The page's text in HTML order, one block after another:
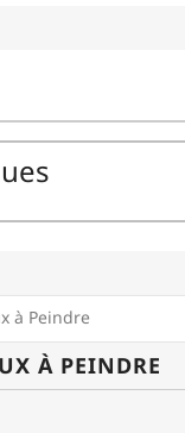
à Peindre
À PEINDRE